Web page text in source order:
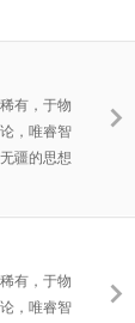
有，于物
，唯睿智
疆的思想
有，于物
，唯睿智